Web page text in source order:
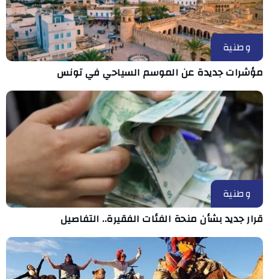
وطنية
مؤشرات جديدة عن الموسم السياحي في تونس
وطنية
قرار جديد بشأن منحة الفئات الفقيرة.. التفاصيل